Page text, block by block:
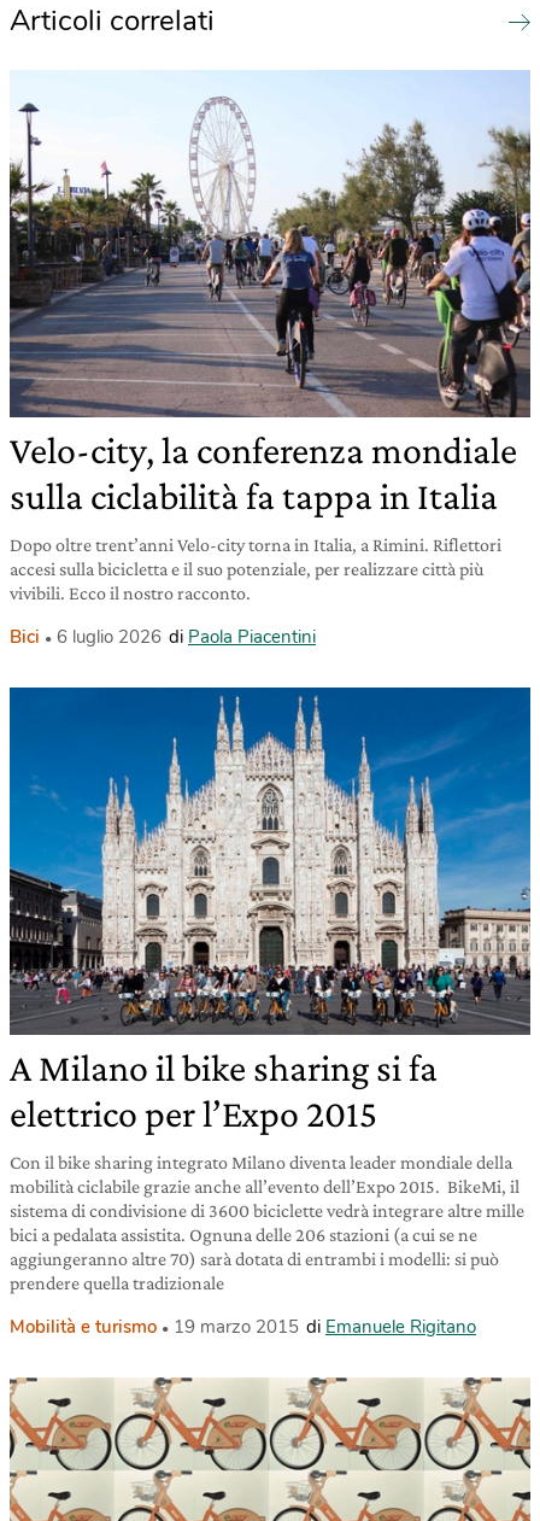
Articoli correlati
Velo-city, la conferenza mondiale
sulla ciclabilità fa tappa in Italia
Dopo oltre trent’anni Velo-city torna in Italia, a Rimini. Riflettori
accesi sulla bicicletta e il suo potenziale, per realizzare città più
vivibili. Ecco il nostro racconto.
Bici 6 luglio 2026 di Paola Piacentini
A Milano il bike sharing si fa
elettrico per l’Expo 2015
Con il bike sharing integrato Milano diventa leader mondiale della
mobilità ciclabile grazie anche all’evento dell’Expo 2015. BikeMi, il
sistema di condivisione di 3600 biciclette vedrà integrare altre mille
bici a pedalata assistita. Ognuna delle 206 stazioni (a cui se ne
aggiungeranno altre 70) sarà dotata di entrambi i modelli: si può
prendere quella tradizionale
Mobilità e turismo 19 marzo 2015 di Emanuele Rigitano